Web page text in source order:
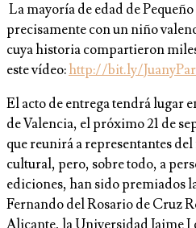
La mayoría de edad de
precisamente con un niño
cuya historia compartieron
este vídeo:http://bit.ly/
El acto de entrega tendrá lugar
de Valencia, el próximo 21 de
que reunirá a representantes
cultural, pero, sobre todo, a
ediciones, han sido premiados
Fernando del Rosario de Cruz